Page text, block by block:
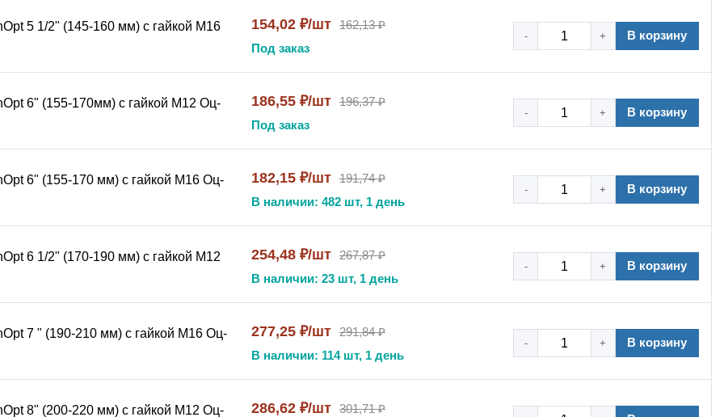
5 1/2" (145-160 мм) с гайкой М16
154,02 ₽/шт 162,13 ₽
Под заказ
- + В корзину
6" (155-170мм) с гайкой М12 Оц-
186,55 ₽/шт 196,37 ₽
Под заказ
- + В корзину
6" (155-170 мм) с гайкой М16 Оц-
182,15 ₽/шт 191,74 ₽
В наличии: 482 шт, 1 день
- + В корзину
6 1/2" (170-190 мм) с гайкой М12
254,48 ₽/шт 267,87 ₽
В наличии: 23 шт, 1 день
- + В корзину
7 " (190-210 мм) с гайкой М16 Оц-
277,25 ₽/шт 291,84 ₽
В наличии: 114 шт, 1 день
- + В корзину
8" (200-220 мм) с гайкой М12 Оц- 286,62 ₽/шт 301,71 ₽